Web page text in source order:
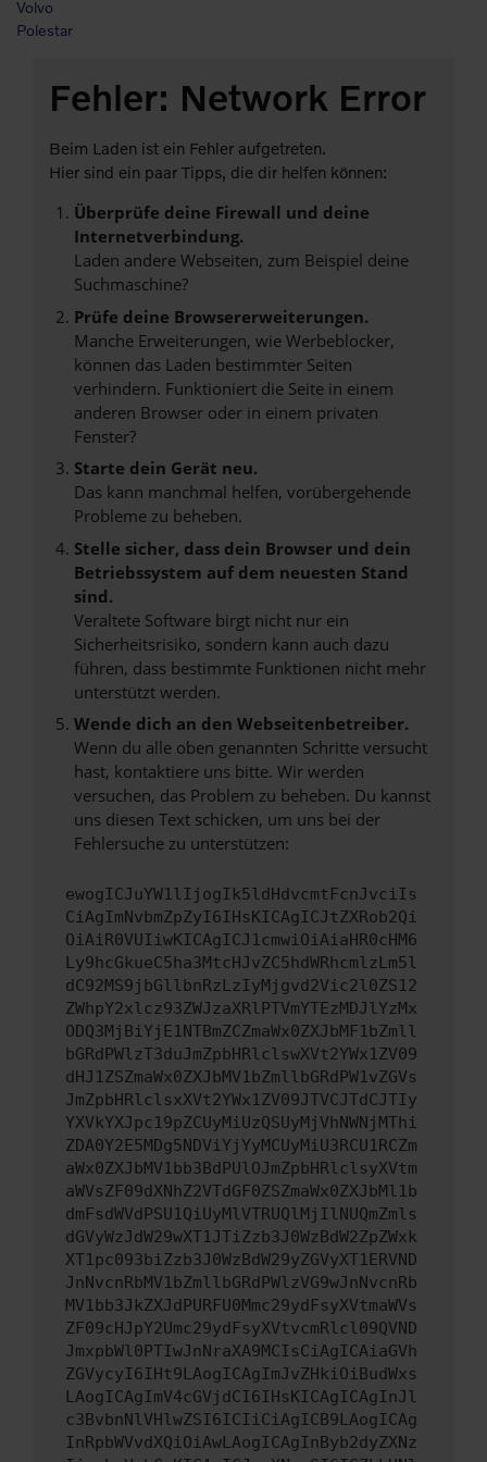
Volvo
Polestar
Fehler: Network Error
Beim Laden ist ein Fehler aufgetreten.
Hier sind ein paar Tipps, die dir helfen können:
Überprüfe deine Firewall und deine
Internetverbindung.
Laden andere Webseiten, zum Beispiel deine
Suchmaschine?
Prüfe deine Browsererweiterungen.
Manche Erweiterungen, wie Werbeblocker,
können das Laden bestimmter Seiten
verhindern. Funktioniert die Seite in einem
anderen Browser oder in einem privaten
Fenster?
Starte dein Gerät neu.
Das kann manchmal helfen, vorübergehende
Probleme zu beheben.
Stelle sicher, dass dein Browser und dein
Betriebssystem auf dem neuesten Stand
sind.
Veraltete Software birgt nicht nur ein
Sicherheitsrisiko, sondern kann auch dazu
führen, dass bestimmte Funktionen nicht mehr
unterstützt werden.
Wende dich an den Webseitenbetreiber.
Wenn du alle oben genannten Schritte versucht
hast, kontaktiere uns bitte. Wir werden
versuchen, das Problem zu beheben. Du kannst
uns diesen Text schicken, um uns bei der
Fehlersuche zu unterstützen:
ewogICJuYW1lIjogIk5ldHdvcmtFcnJvciIs
CiAgImNvbmZpZyI6IHsKICAgICJtZXRob2Qi
OiAiR0VUIiwKICAgICJ1cmwiOiAiaHR0cHM6
Ly9hcGkueC5ha3MtcHJvZC5hdWRhcmlzLm5l
dC92MS9jbGllbnRzLzIyMjgvd2Vic2l0ZS12
ZWhpY2xlcz93ZWJzaXRlPTVmYTEzMDJlYzMx
ODQ3MjBiYjE1NTBmZCZmaWx0ZXJbMF1bZmll
bGRdPWlzT3duJmZpbHRlclswXVt2YWx1ZV09
dHJ1ZSZmaWx0ZXJbMV1bZmllbGRdPW1vZGVs
JmZpbHRlclsxXVt2YWx1ZV09JTVCJTdCJTIy
YXVkYXJpc19pZCUyMiUzQSUyMjVhNWNjMThi
ZDA0Y2E5MDg5NDViYjYyMCUyMiU3RCU1RCZm
aWx0ZXJbMV1bb3BdPUlOJmZpbHRlclsyXVtm
aWVsZF09dXNhZ2VTdGF0ZSZmaWx0ZXJbMl1b
dmFsdWVdPSU1QiUyMlVTRUQlMjIlNUQmZmls
dGVyWzJdW29wXT1JTiZzb3J0WzBdW2ZpZWxk
XT1pc093biZzb3J0WzBdW29yZGVyXT1ERVND
JnNvcnRbMV1bZmllbGRdPWlzVG9wJnNvcnRb
MV1bb3JkZXJdPURFU0Mmc29ydFsyXVtmaWVs
ZF09cHJpY2Umc29ydFsyXVtvcmRlcl09QVND
JmxpbWl0PTIwJnNraXA9MCIsCiAgICAiaGVh
ZGVycyI6IHt9LAogICAgImJvZHkiOiBudWxs
LAogICAgImV4cGVjdCI6IHsKICAgICAgInJl
c3BvbnNlVHlwZSI6ICIiCiAgICB9LAogICAg
InRpbWVvdXQiOiAwLAogICAgInByb2dyZXNz